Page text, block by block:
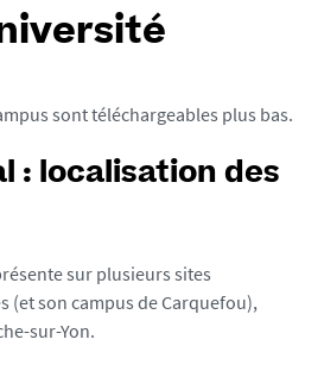
sont téléchargeables plus bas.
: localisation des
sur plusieurs sites
(et son campus de Carquefou),
sur-Yon.